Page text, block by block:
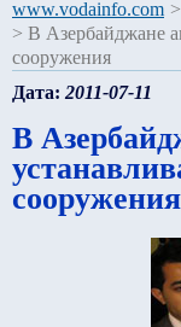
www.vodainfo.com >
> В Азербайджане
сооружения
Дата: 2011-07-11
В
сооружения